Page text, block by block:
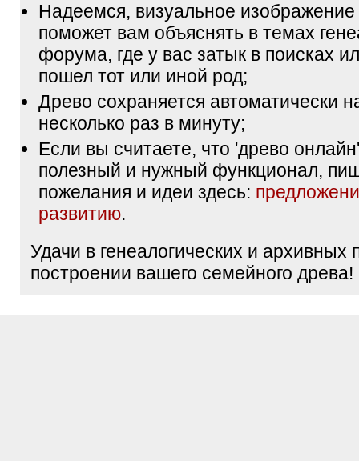
Надеемся, визуальное
поможет вам объяснять в темах
форума, где у вас затык в поисках
пошел тот или иной род;
Древо сохраняется автоматически
несколько раз в минуту;
Если вы считаете, что 'древо
полезный и нужный функционал,
пожелания и идеи здесь:
развитию.
Удачи в генеалогических и архивных
построении вашего семейного древа!